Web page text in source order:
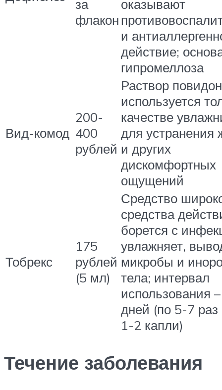
за
флакон
оказывают
и
действие;
гипромеллоза
Вид-комод
200-
400
рублей
Раствор
используется
качестве
для устранения
и других
дискомфортных
ощущений
Тобрекс
175
рублей
(5 мл)
Средство
средства
борется с
увлажняет,
микробы и
тела; интервал
использования
дней (по 5-7 раз
1-2 капли)
Течение заболевания